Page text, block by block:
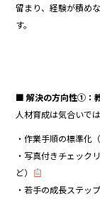
留まり、経験が積め
す。
■ 解決の方向性①：
人材育成は気合いで
・作業手順の標準化
・写真付きチェック
ど）
・若手の成長ステッ